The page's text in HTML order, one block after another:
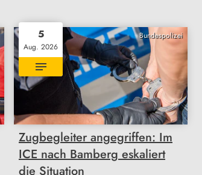
Bundespolizei
5
Aug. 2026
Zugbegleiter angegriffen: Im
ICE nach Bamberg eskaliert
die Situation